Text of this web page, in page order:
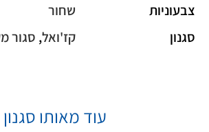
צבעוניות
שחור
סגנון
קז'ואל, סגור
עוד מאותו סגנון